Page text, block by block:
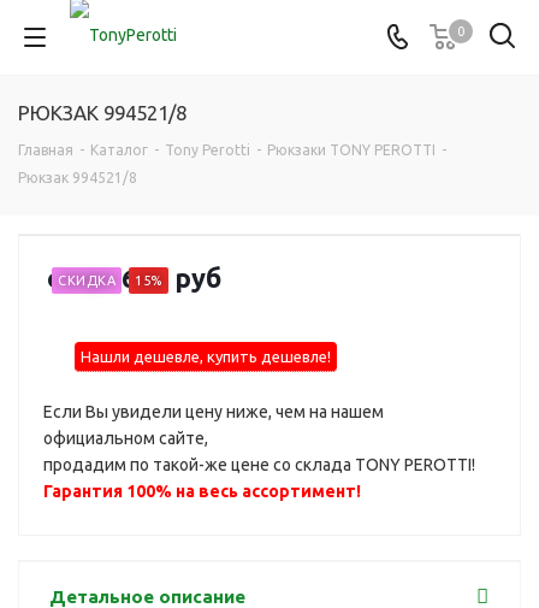
0
РЮКЗАК 994521/8
Главная - Каталог - Tony Perotti - Рюкзаки TONY PEROTTI -
Рюкзак 994521/8
СКИДКА 15%
от26 650 руб
Нашли дешевле, купить дешевле!
Если Вы увидели цену ниже, чем на нашем
официальном сайте,
продадим по такой-же цене со склада TONY PEROTTI!
Гарантия 100% на весь ассортимент!
Детальное описание